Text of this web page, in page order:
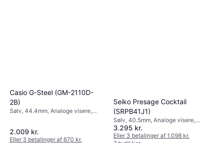
Casio G-Steel (GM-2110D-
2B)
Sølv, 44.4mm, Analoge visere,
2.009 kr.
Eller 3 betalinger af 670 kr.
Seiko Presage Cocktail
(SRPB41J1)
Sølv, 40.5mm, Analoge visere,
Automatisk
3.295 kr.
Eller 3 betalinger af 1.098 kr.